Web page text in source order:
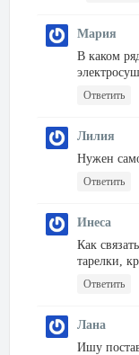
Мария
В каком
Ответить
Лилия
Нужен
Ответить
Инеса
Как
тарелки,
Ответить
Лана
Ишу